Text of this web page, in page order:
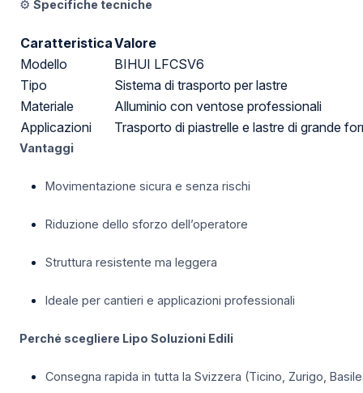
⚙️ Specifiche tecniche
CaratteristicaValore
Modello
BIHUI LFCSV6
Tipo
Sistema di trasporto per lastre
Materiale
Alluminio con ventose professionali
Applicazioni
Trasporto di piastrelle e lastre di grande
Vantaggi
Movimentazione sicura e senza rischi
Riduzione dello sforzo dell’operatore
Struttura resistente ma leggera
Ideale per cantieri e applicazioni professionali
Perché scegliere Lipo Soluzioni Edili
Consegna rapida in tutta la Svizzera (Ticino, Zurigo,